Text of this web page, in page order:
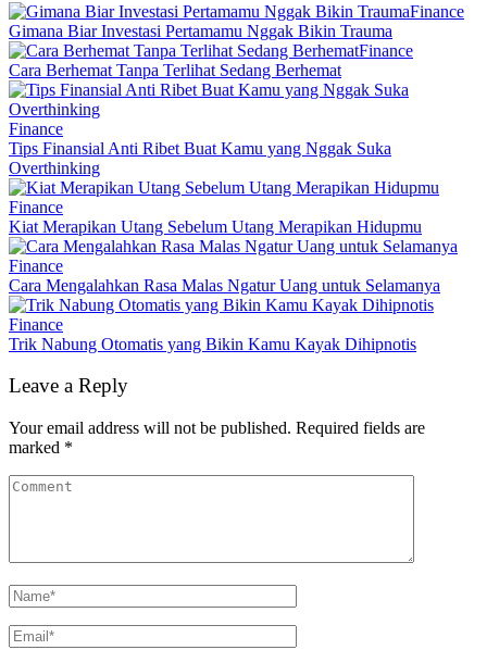
Finance
Gimana Biar Investasi Pertamamu Nggak Bikin Trauma
Finance
Cara Berhemat Tanpa Terlihat Sedang Berhemat
Finance
Tips Finansial Anti Ribet Buat Kamu yang Nggak Suka
Overthinking
Finance
Kiat Merapikan Utang Sebelum Utang Merapikan Hidupmu
Finance
Cara Mengalahkan Rasa Malas Ngatur Uang untuk Selamanya
Finance
Trik Nabung Otomatis yang Bikin Kamu Kayak Dihipnotis
Leave a Reply
Your email address will not be published. Required fields are
marked *